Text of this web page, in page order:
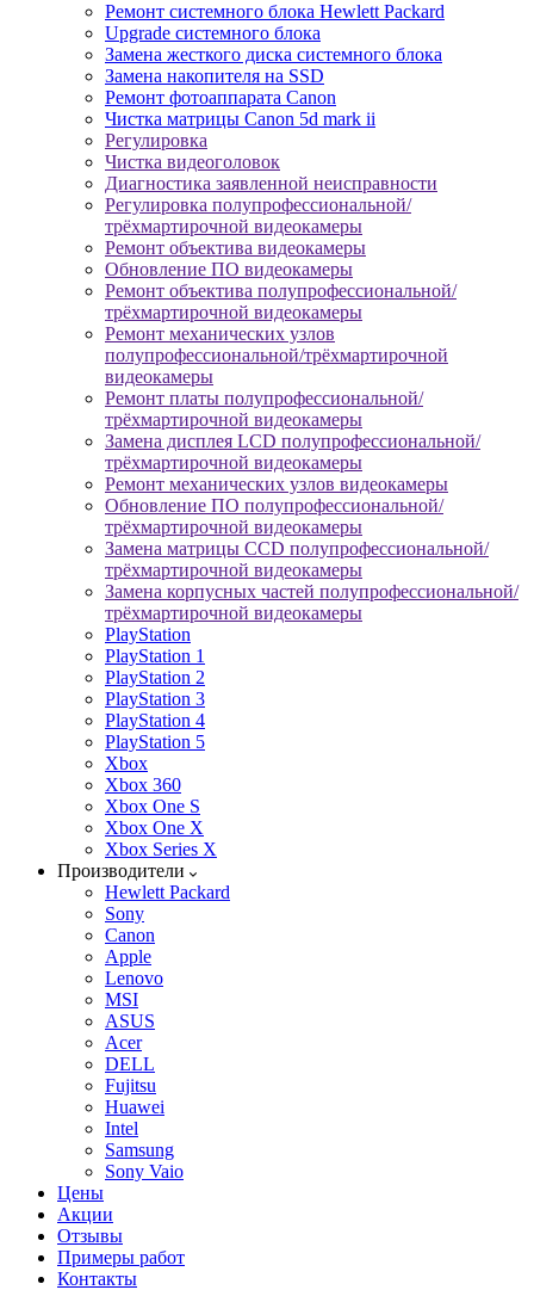
Ремонт системного блока Hewlett Packard
Upgrade системного блока
Замена жесткого диска системного блока
Замена накопителя на SSD
Ремонт фотоаппарата Canon
Чистка матрицы Canon 5d mark ii
Регулировка
Чистка видеоголовок
Диагностика заявленной неисправности
Регулировка полупрофессиональной/
трёхмартирочной видеокамеры
Ремонт объектива видеокамеры
Обновление ПО видеокамеры
Ремонт объектива полупрофессиональной/
трёхмартирочной видеокамеры
Ремонт механических узлов
полупрофессиональной/трёхмартирочной
видеокамеры
Ремонт платы полупрофессиональной/
трёхмартирочной видеокамеры
Замена дисплея LCD полупрофессиональной/
трёхмартирочной видеокамеры
Ремонт механических узлов видеокамеры
Обновление ПО полупрофессиональной/
трёхмартирочной видеокамеры
Замена матрицы CCD полупрофессиональной/
трёхмартирочной видеокамеры
Замена корпусных частей полупрофессиональной/
трёхмартирочной видеокамеры
PlayStation
PlayStation 1
PlayStation 2
PlayStation 3
PlayStation 4
PlayStation 5
Xbox
Xbox 360
Xbox One S
Xbox One X
Xbox Series X
Производители
Hewlett Packard
Sony
Canon
Apple
Lenovo
MSI
ASUS
Acer
DELL
Fujitsu
Huawei
Intel
Samsung
Sony Vaio
Цены
Акции
Отзывы
Примеры работ
Контакты